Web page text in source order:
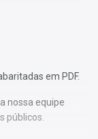
em PDF.
nossa equipe
públicos.